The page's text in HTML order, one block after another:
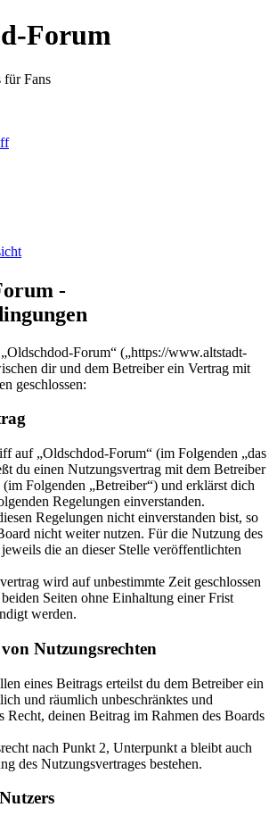
Forum
für Fans
-
Forum“ („https://www.altstadt-
dir und dem Betreiber ein Vertrag mit
geschlossen:
auf „Oldschdod-Forum“ (im Folgenden „das
du einen Nutzungsvertrag mit dem Betreiber
(im Folgenden „Betreiber“) und erklärst dich
Regelungen einverstanden.
Regelungen nicht einverstanden bist, so
nicht weiter nutzen. Für die Nutzung des
die an dieser Stelle veröffentlichten
wird auf unbestimmte Zeit geschlossen
Seiten ohne Einhaltung einer Frist
werden.
Nutzungsrechten
eines Beitrags erteilst du dem Betreiber ein
und räumlich unbeschränktes und
Recht, deinen Beitrag im Rahmen des Boards
nach Punkt 2, Unterpunkt a bleibt auch
des Nutzungsvertrages bestehen.